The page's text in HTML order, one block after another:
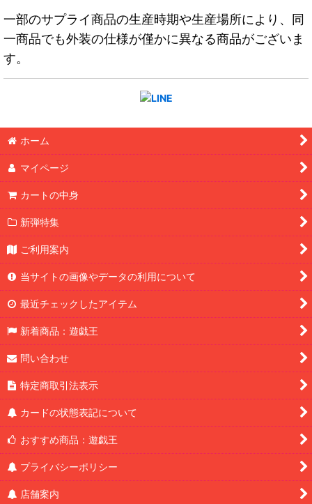
一部のサプライ商品の生産時期や生産場所により、同
一商品でも外装の仕様が僅かに異なる商品がございま
す。
ホーム
マイページ
カートの中身
新弾特集
ご利用案内
当サイトの画像やデータの利用について
最近チェックしたアイテム
新着商品：遊戯王
問い合わせ
特定商取引法表示
カードの状態表記について
おすすめ商品：遊戯王
プライバシーポリシー
店舗案内